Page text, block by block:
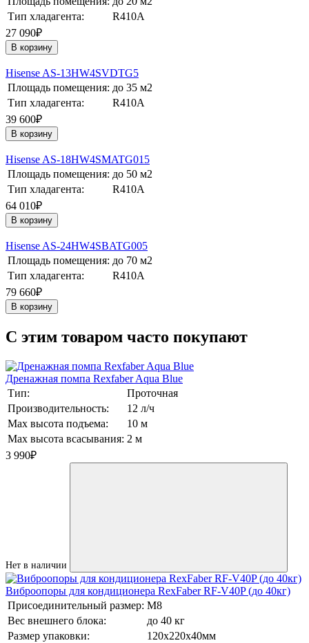
Тип хладагента:
R410A
27 090₽
В корзину
Hisense AS-13HW4SVDTG5
Площадь помещения: до 35 м2
Тип хладагента:
R410A
39 600₽
В корзину
Hisense AS-18HW4SMATG015
Площадь помещения: до 50 м2
Тип хладагента:
R410A
64 010₽
В корзину
Hisense AS-24HW4SBATG005
Площадь помещения: до 70 м2
Тип хладагента:
R410A
79 660₽
В корзину
C этим товаром часто покупают
Дренажная помпа Rexfaber Aqua Blue
Тип:
Проточная
Производительность:
12 л/ч
Max высота подъема:
10 м
Max высота всасывания: 2 м
3 990₽
Нет в наличии
Виброопоры для кондиционера RexFaber RF-V40P (до 40кг)
Присоединительный размер: М8
Вес внешнего блока:
до 40 кг
Размер упаковки:
120х220х40мм